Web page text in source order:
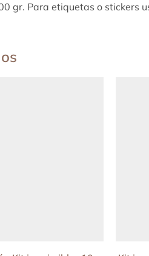
gr. Para etiquetas o stickers